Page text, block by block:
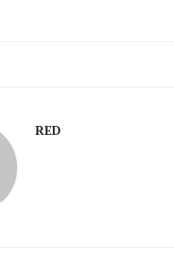
RED